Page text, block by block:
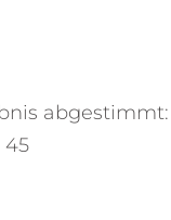
abgestimmt:
45